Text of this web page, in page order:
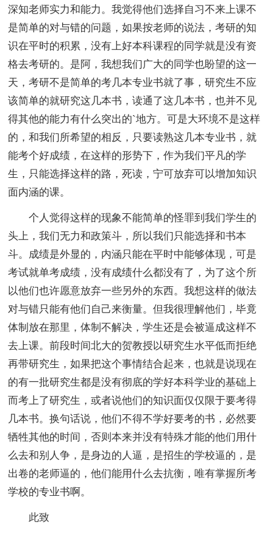
深知老师实力和能力。我觉得他们选择自习不来上课不
是简单的对与错的问题，如果按老师的说法，考研的知
识在平时的积累，没有上好本科课程的同学就是没有资
格去考研的。是阿，我想我们广大的同学也盼望的这一
天，考研不是简单的考几本专业书就了事，研究生不应
该简单的就研究这几本书，读通了这几本书，也并不见
得其他的能力有什么突出的`地方。可是大环境不是这样
的，和我们所希望的相反，只要读熟这几本专业书，就
能考个好成绩，在这样的形势下，作为我们平凡的学
生，只能选择这样的路，死读，宁可放弃可以增加知识
面内涵的课。
个人觉得这样的现象不能简单的怪罪到我们学生的
头上，我们无力和政策斗，所以我们只能选择和书本
斗。成绩是外显的，内涵只能在平时中能够体现，可是
考试就单考成绩，没有成绩什么都没有了，为了这个所
以他们也许愿意放弃一些另外的东西。我想这样的做法
对与错只能有他们自己来衡量。但我很理解他们，毕竟
体制放在那里，体制不解决，学生还是会被逼成这样不
去上课。前段时间北大的贺教授以研究生水平低而拒绝
再带研究生，如果把这个事情结合起来，也就是说现在
的有一批研究生都是没有彻底的学好本科学业的基础上
而考上了研究生，或者说他们的知识面仅仅限于要考得
几本书。换句话说，他们不得不学好要考的书，必然要
牺牲其他的时间，否则本来并没有特殊才能的他们用什
么去和别人争，是身边的人逼，是招生的学校逼的，是
出卷的老师逼的，他们能用什么去抗衡，唯有掌握所考
学校的专业书啊。
此致